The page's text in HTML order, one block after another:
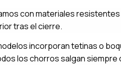
con materiales
tras el cierre.
incorporan tetinas o
los chorros salgan siempre